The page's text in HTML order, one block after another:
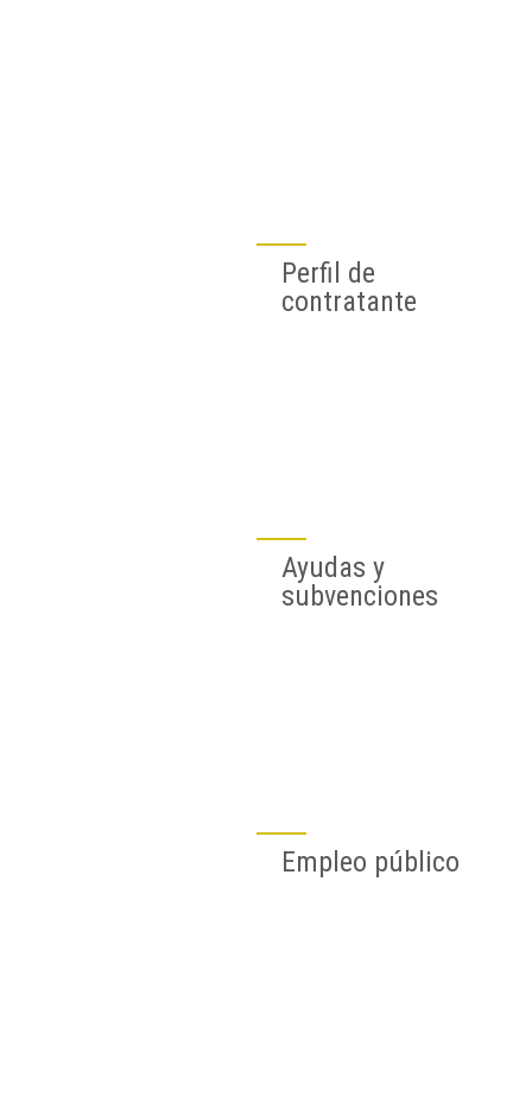
Perfil de
contratante
Ayudas y
subvenciones
Empleo público